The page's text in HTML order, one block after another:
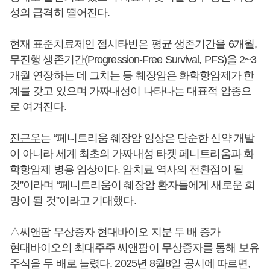
성의 급격히 떨어진다.
현재 표준치료제인 젬시타빈은 평균 생존기간을 6개월,
무진행 생존기간(Progression-Free Survival, PFS)을 2~3
개월 연장하는 데 그치는 등 췌장암은 화학항암제가 한
계를 갖고 있으며 가짜내성이 나타나는 대표적 암종으
로 여겨진다.
진근우는 “페니트리움 췌장암 임상은 단순한 신약 개발
이 아니라 세계 최초의 가짜내성 타겟 페니트리움과 화
학항암제 병용 임상이다. 암치료 역사의 전환점이 될
것”이라며 “페니트리움이 췌장암 환자들에게 새로운 희
망이 될 것”이라고 기대했다.
△씨앤팜 무상증자 현대바이오 지분 두 배 증가
현대바이오의 최대주주 씨앤팜이 무상증자를 통해 보유
주식을 두 배로 늘렸다. 2025년 8월8일 공시에 따르면,